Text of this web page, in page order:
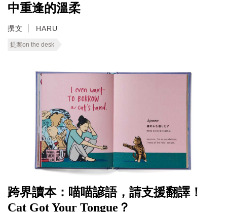
中重逢的溫柔
撰文 HARU
提案on the desk
跨界讀本：喵喵諺語，請支援翻譯！
Cat Got Your Tongue？